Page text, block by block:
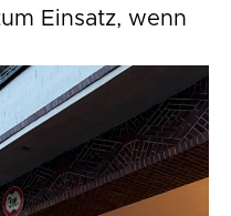
Einsatz, wenn